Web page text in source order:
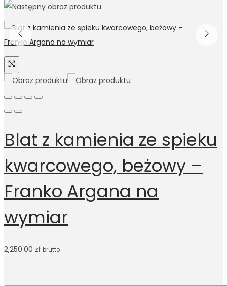
Blat z kamienia ze spieku
kwarcowego, beżowy –
Franko Argana na
wymiar
2,250.00 zł brutto